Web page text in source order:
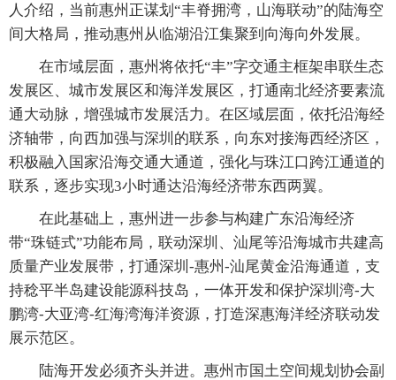
人介绍，当前惠州正谋划“丰脊拥湾，山海联动”的陆海空
间大格局，推动惠州从临湖沿江集聚到向海向外发展。
在市域层面，惠州将依托“丰”字交通主框架串联生态
发展区、城市发展区和海洋发展区，打通南北经济要素流
通大动脉，增强城市发展活力。在区域层面，依托沿海经
济轴带，向西加强与深圳的联系，向东对接海西经济区，
积极融入国家沿海交通大通道，强化与珠江口跨江通道的
联系，逐步实现3小时通达沿海经济带东西两翼。
在此基础上，惠州进一步参与构建广东沿海经济
带“珠链式”功能布局，联动深圳、汕尾等沿海城市共建高
质量产业发展带，打通深圳-惠州-汕尾黄金沿海通道，支
持稔平半岛建设能源科技岛，一体开发和保护深圳湾-大
鹏湾-大亚湾-红海湾海洋资源，打造深惠海洋经济联动发
展示范区。
陆海开发必须齐头并进。惠州市国土空间规划协会副